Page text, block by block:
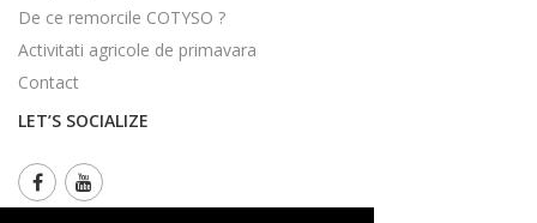
De ce remorcile COTYSO ?
Activitati agricole de primavara
Contact
LET’S SOCIALIZE